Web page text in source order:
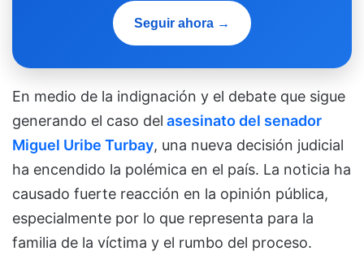
Seguir ahora →
En medio de la indignación y el debate que sigue
generando el caso del asesinato del senador
Miguel Uribe Turbay, una nueva decisión judicial
ha encendido la polémica en el país. La noticia ha
causado fuerte reacción en la opinión pública,
especialmente por lo que representa para la
familia de la víctima y el rumbo del proceso.